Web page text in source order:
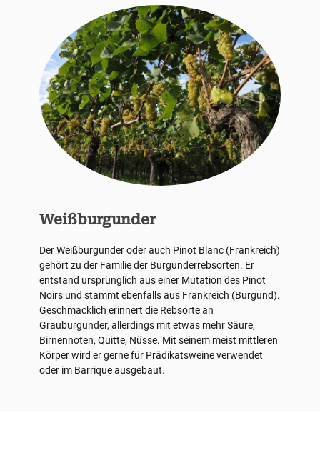
Weißburgunder
Der Weißburgunder oder auch Pinot Blanc (Frankreich)
gehört zu der Familie der Burgunderrebsorten. Er
entstand ursprünglich aus einer Mutation des Pinot
Noirs und stammt ebenfalls aus Frankreich (Burgund).
Geschmacklich erinnert die Rebsorte an
Grauburgunder, allerdings mit etwas mehr Säure,
Birnennoten, Quitte, Nüsse. Mit seinem meist mittleren
Körper wird er gerne für Prädikatsweine verwendet
oder im Barrique ausgebaut.